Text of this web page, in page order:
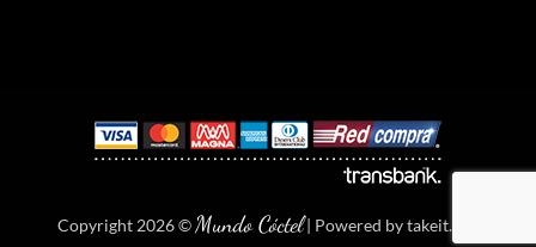
Copyright 2026 ©Mundo Cóctel| Powered bytakeit.dev